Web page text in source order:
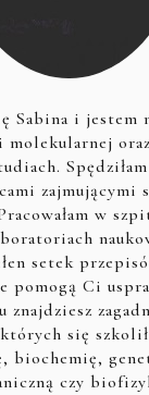
Sabina i jestem
zajmującymi
w
setek
pomogą Ci
znajdziesz
się
biochemię,
czy